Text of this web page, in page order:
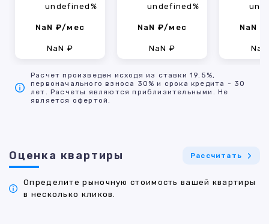
undefined%
NaN ₽/мес
NaN ₽
undefined%
NaN ₽/мес
NaN ₽
NaN
Расчет произведен исходя из ставки 19.5%,
первоначального взноса 30% и срока кредита - 30
лет. Расчеты являются приблизительными. Не
является офертой.
Оценка квартиры Рассчитать
Определите рыночную стоимость вашей квартиры
в несколько кликов.